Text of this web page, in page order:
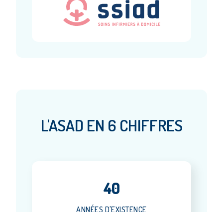
L'ASAD EN 6 CHIFFRES
40
ANNÉES D'EXISTENCE